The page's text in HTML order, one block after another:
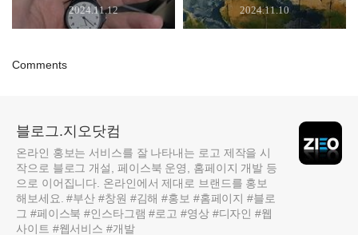
2024.11.12 2024.11.10
Comments
블로그.지오닷컴
온라인 홍보는 서비스를 잘 나타내는 로고 제작을 시
작으로 블로그 개설, 페이스북 운영, 홈페이지 개발 등
으로 이어집니다. 온라인에서 제대로 브랜드를 홍보
해보세요. #부산 #창원 #김해 #홍보 #홈페이지 #블로
그 #페이스북 #인스타그램 #로고 #영상 #디자인 #웹
사이트 #웹서비스 #개발